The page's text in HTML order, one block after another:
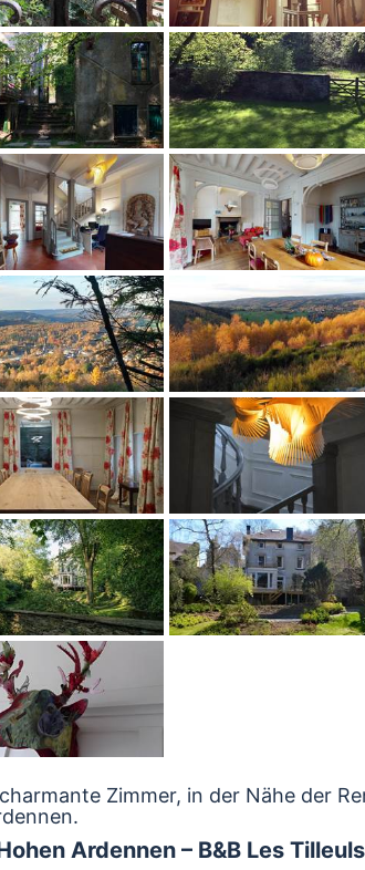
Zimmer, in der Nähe der
Ardennen – B&B Les Tilleuls